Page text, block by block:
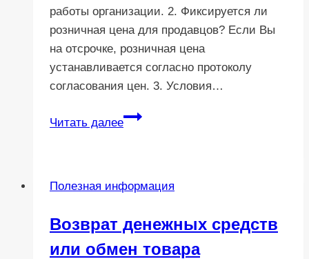
работы организации. 2. Фиксируется ли
розничная цена для продавцов? Если Вы
на отсрочке, розничная цена
устанавливается согласно протоколу
согласования цен. 3. Условия…
Читать далее
Как
на
задаваемые
вопросы.
Полезная информация
Возврат денежных средств
или обмен товара